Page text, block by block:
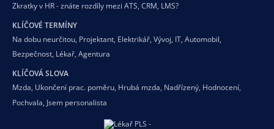
Zkratky v HR - znáte rozdíly mezi ATS, CRM, LMS?
KLÍČOVÉ TERMÍNY
Na dobu neurčitou, Projektant, Elektrikář, Vývoj, IT, Automobil,
Bezpečnost, Lékař, Agentura
KLÍČOVÁ SLOVA
Mzda, Ukončení prac. poměru, Hrubá mzda, Nadřízený, Hodnocení,
Pochvala, Jsem personalista